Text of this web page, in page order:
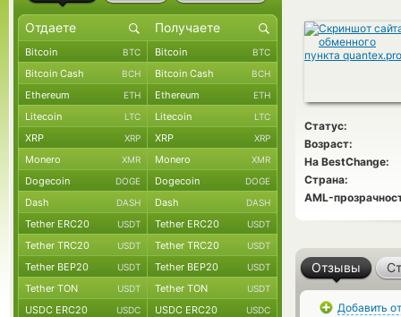
Статус:
Возраст:
На BestChange:
Страна:
AML-
Отзывы
Добавить
Bitcoin BTC Bitcoin BTC
Bitcoin Cash BCH Bitcoin Cash BCH
Ethereum ETH Ethereum ETH
Litecoin LTC Litecoin LTC
XRP XRP XRP XRP
Monero XMR Monero XMR
Dogecoin DOGE Dogecoin DOGE
Dash DASH Dash DASH
Tether ERC20 USDT Tether ERC20 USDT
Tether TRC20 USDT Tether TRC20 USDT
Tether BEP20 USDT Tether BEP20 USDT
Tether TON USDT Tether TON USDT
USDC ERC20 USDC USDC ERC20 USDC